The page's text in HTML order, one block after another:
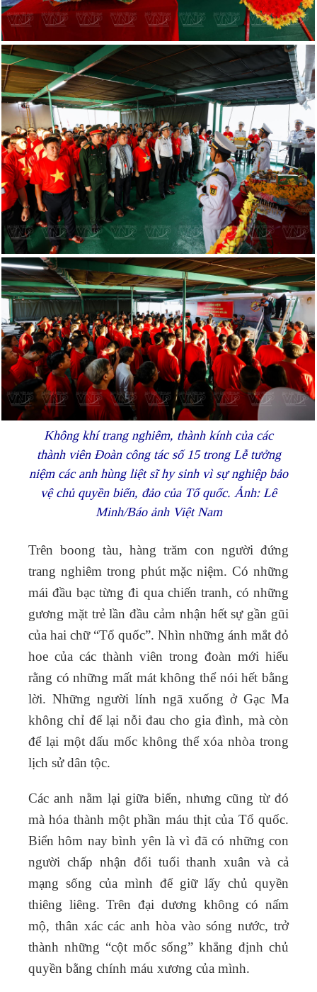
Không khí trang nghiêm, thành kính của các
thành viên Đoàn công tác số 15 trong Lễ tưởng
niệm các anh hùng liệt sĩ hy sinh vì sự nghiệp bảo
vệ chủ quyền biển, đảo của Tổ quốc. Ảnh: Lê
Minh/Báo ảnh Việt Nam
Trên boong tàu, hàng trăm con người đứng
trang nghiêm trong phút mặc niệm. Có những
mái đầu bạc từng đi qua chiến tranh, có những
gương mặt trẻ lần đầu cảm nhận hết sự gần gũi
của hai chữ “Tổ quốc”. Nhìn những ánh mắt đỏ
hoe của các thành viên trong đoàn mới hiểu
rằng có những mất mát không thể nói hết bằng
lời. Những người lính ngã xuống ở Gạc Ma
không chỉ để lại nỗi đau cho gia đình, mà còn
để lại một dấu mốc không thể xóa nhòa trong
lịch sử dân tộc.
Các anh nằm lại giữa biển, nhưng cũng từ đó
mà hóa thành một phần máu thịt của Tổ quốc.
Biển hôm nay bình yên là vì đã có những con
người chấp nhận đổi tuổi thanh xuân và cả
mạng sống của mình để giữ lấy chủ quyền
thiêng liêng. Trên đại dương không có nấm
mộ, thân xác các anh hòa vào sóng nước, trở
thành những “cột mốc sống” khẳng định chủ
quyền bằng chính máu xương của mình.